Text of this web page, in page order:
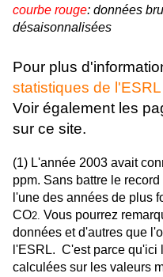
courbe rouge: données
désaisonnalisées
Pour plus
statistiques de l'ESRL
Voir également les
sur ce site.
(1) L'année 2003 avait
ppm. Sans battre le
l'une des années de plus
CO2. Vous pourrez
données et d'autres que
l'ESRL. C'est parce qu'ici
calculées sur les valeurs